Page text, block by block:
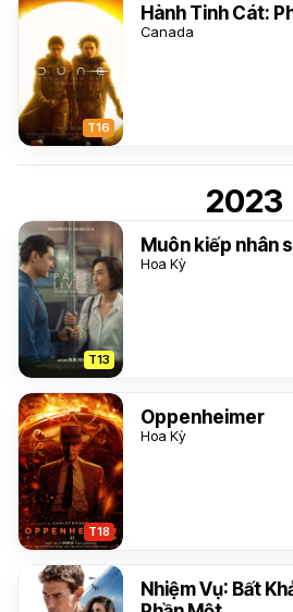
T16
Hành Tinh Cát:
Canada
2023
T13
Muôn kiếp nhân
Hoa Kỳ
T18
Oppenheimer
Hoa Kỳ
Nhiệm Vụ: Bất